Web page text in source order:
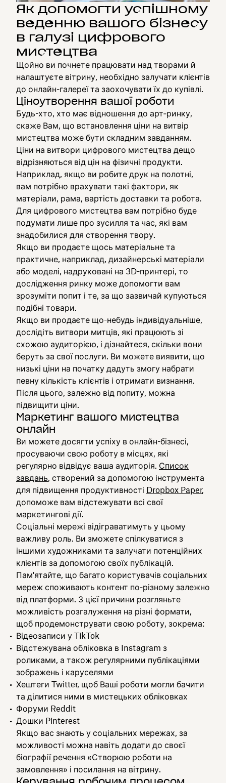
Як допомогти успішному
веденню вашого бізнесу
в галузі цифрового
мистецтва
Щойно ви почнете працювати над творами й
налаштуєте вітрину, необхідно залучати клієнтів
до онлайн-галереї та заохочувати їх до купівлі.
Ціноутворення вашої роботи
Будь-хто, хто має відношення до арт‑ринку,
скаже Вам, що встановлення ціни на витвір
мистецтва може бути складним завданням.
Ціни на витвори цифрового мистецтва дещо
відрізняються від цін на фізичні продукти.
Наприклад, якщо ви робите друк на полотні,
вам потрібно врахувати такі фактори, як
матеріали, рама, вартість доставки та робота.
Для цифрового мистецтва вам потрібно буде
подумати лише про зусилля та час, які вам
знадобилися для створення твору.
Якщо ви продаєте щось матеріальне та
практичне, наприклад, дизайнерські матеріали
або моделі, надруковані на 3D-принтері, то
дослідження ринку може допомогти вам
зрозуміти попит і те, за що зазвичай купуються
подібні товари.
Якщо ви продаєте що-небудь індивідуальніше,
дослідіть витвори митців, які працюють зі
схожою аудиторією, і дізнайтеся, скільки вони
беруть за свої послуги. Ви можете виявити, що
низькі ціни на початку дадуть змогу набрати
певну кількість клієнтів і отримати визнання.
Після цього, залежно від попиту, можна
підвищити ціни.
Маркетинг вашого мистецтва
онлайн
Ви можете досягти успіху в онлайн-бізнесі,
просуваючи свою роботу в місцях, які
регулярно відвідує ваша аудиторія. Список
завдань, створений за допомогою інструмента
для підвищення продуктивності Dropbox Paper,
допоможе вам відстежувати всі свої
маркетингові дії.
Соціальні мережі відіграватимуть у цьому
важливу роль. Ви зможете спілкуватися з
іншими художниками та залучати потенційних
клієнтів за допомогою своїх публікацій.
Пам'ятайте, що багато користувачів соціальних
мереж споживають контент по‑різному залежно
від платформи. З цієї причини розгляньте
можливість розгалуження на різні формати,
щоб продемонструвати свою роботу, зокрема:
Відеозаписи у TikTok
Відстежувана обліковка в Instagram з
роликами, а також регулярними публікаціями
зображень і каруселями
Хештеги Twitter, щоб Ваші роботи могли бачити
та ділитися ними в мистецьких обліковках
Форуми Reddit
Дошки Pinterest
Якщо вас знають у соціальних мережах, за
можливості можна навіть додати до своєї
біографії речення «Створюю роботи на
замовлення» і посилання на вітрину.